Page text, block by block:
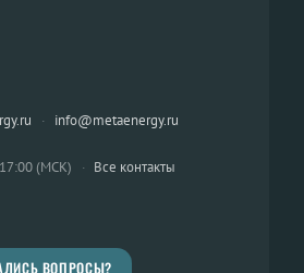
· info@metaenergy.ru
(МСК) · Все контакты
ВОПРОСЫ?